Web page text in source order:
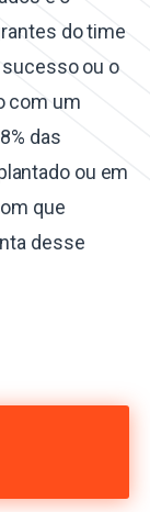
do time
ou o
com um
das
ou em
que
desse